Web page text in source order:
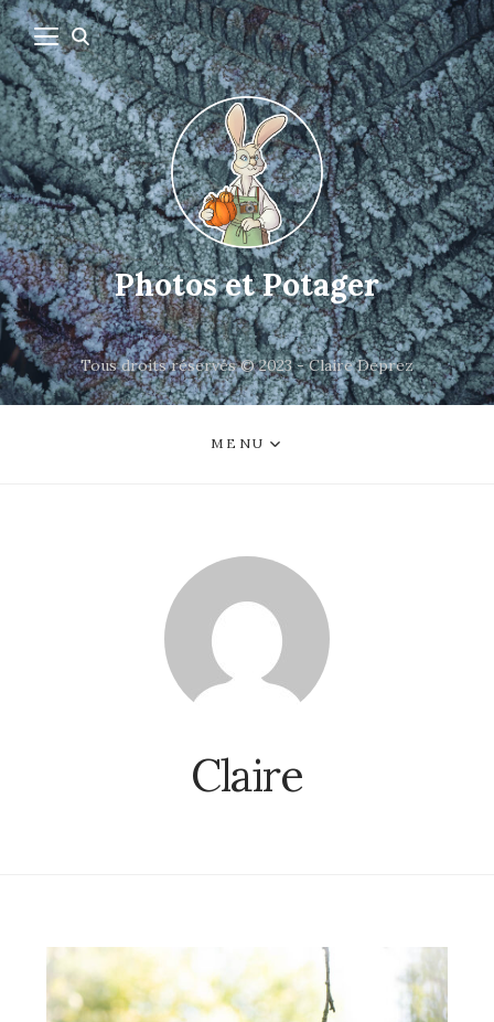
Photos et Potager
Tous droits réservés © 2023 - Claire Deprez
MENU
Claire